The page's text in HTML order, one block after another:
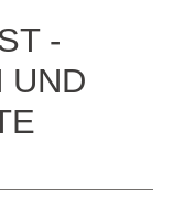
-
UND